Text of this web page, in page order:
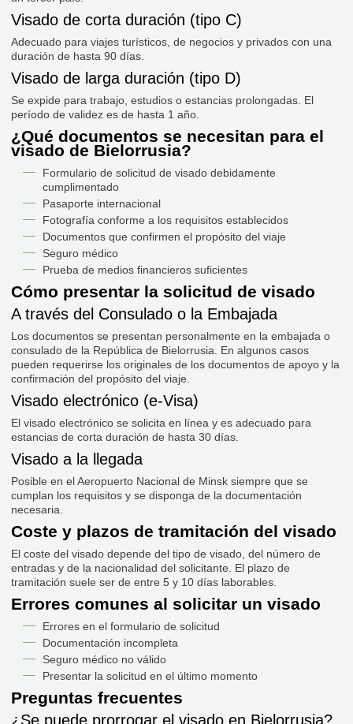
Visado de corta duración (tipo C)
Adecuado para viajes turísticos, de negocios y privados con una
duración de hasta 90 días.
Visado de larga duración (tipo D)
Se expide para trabajo, estudios o estancias prolongadas. El
período de validez es de hasta 1 año.
¿Qué documentos se necesitan para el
visado de Bielorrusia?
Formulario de solicitud de visado debidamente
cumplimentado
Pasaporte internacional
Fotografía conforme a los requisitos establecidos
Documentos que confirmen el propósito del viaje
Seguro médico
Prueba de medios financieros suficientes
Cómo presentar la solicitud de visado
A través del Consulado o la Embajada
Los documentos se presentan personalmente en la embajada o
consulado de la República de Bielorrusia. En algunos casos
pueden requerirse los originales de los documentos de apoyo y la
confirmación del propósito del viaje.
Visado electrónico (e-Visa)
El visado electrónico se solicita en línea y es adecuado para
estancias de corta duración de hasta 30 días.
Visado a la llegada
Posible en el Aeropuerto Nacional de Minsk siempre que se
cumplan los requisitos y se disponga de la documentación
necesaria.
Coste y plazos de tramitación del visado
El coste del visado depende del tipo de visado, del número de
entradas y de la nacionalidad del solicitante. El plazo de
tramitación suele ser de entre 5 y 10 días laborables.
Errores comunes al solicitar un visado
Errores en el formulario de solicitud
Documentación incompleta
Seguro médico no válido
Presentar la solicitud en el último momento
Preguntas frecuentes
¿Se puede prorrogar el visado en Bielorrusia?